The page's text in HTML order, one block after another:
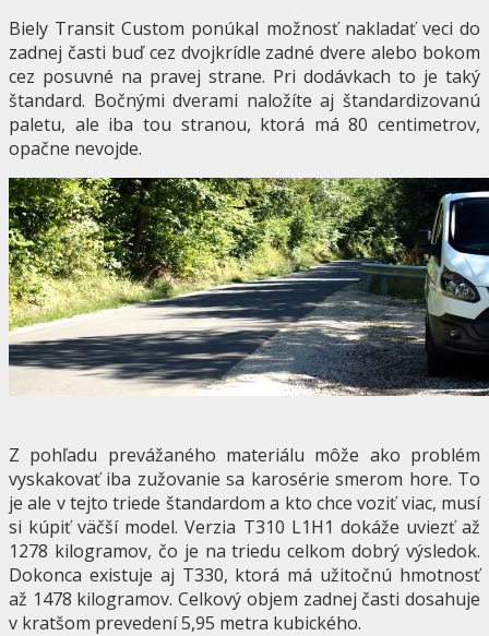
Biely Transit Custom ponúkal možnosť nakladať veci do
zadnej časti buď cez dvojkrídle zadné dvere alebo bokom
cez posuvné na pravej strane. Pri dodávkach to je taký
štandard. Bočnými dverami naložíte aj štandardizovanú
paletu, ale iba tou stranou, ktorá má 80 centimetrov,
opačne nevojde.
Z pohľadu prevážaného materiálu môže ako problém
vyskakovať iba zužovanie sa karosérie smerom hore. To
je ale v tejto triede štandardom a kto chce voziť viac, musí
si kúpiť väčší model. Verzia T310 L1H1 dokáže uviezť až
1278 kilogramov, čo je na triedu celkom dobrý výsledok.
Dokonca existuje aj T330, ktorá má užitočnú hmotnosť
až 1478 kilogramov. Celkový objem zadnej časti dosahuje
v kratšom prevedení 5,95 metra kubického.